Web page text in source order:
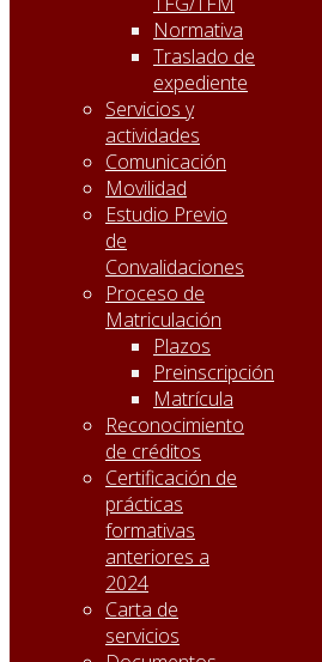
Normativa
Traslado de
expediente
Servicios y
actividades
Comunicación
Movilidad
Estudio Previo
de
Convalidaciones
Proceso de
Matriculación
Plazos
Preinscripción
Matrícula
Reconocimiento
de créditos
Certificación de
prácticas
formativas
anteriores a
2024
Carta de
servicios